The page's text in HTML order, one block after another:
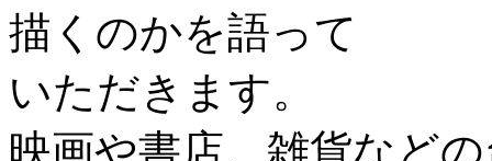
描くのかを語って
いただきます。
映画や書店、雑貨など